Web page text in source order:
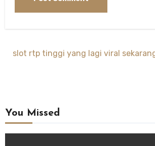
slot rtp tinggi yang lagi viral
You Missed